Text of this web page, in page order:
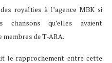
royalties à l’agence MBK si
qu’elles avaient
de T-ARA.
le rapprochement entre cette